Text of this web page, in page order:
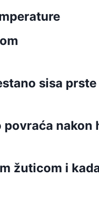
sisa
nakon
žuticom i